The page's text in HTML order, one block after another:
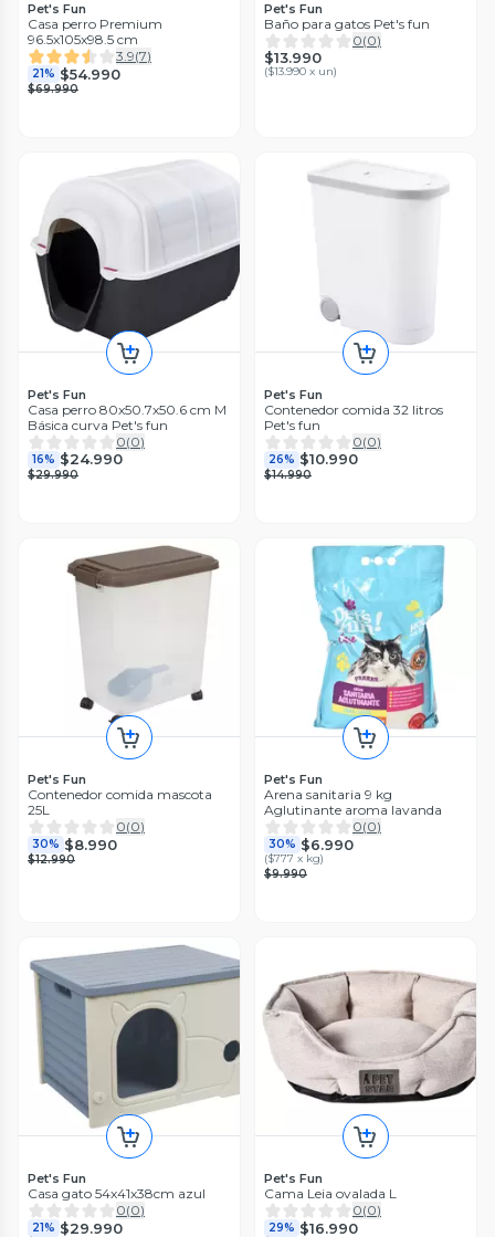
Pet's Fun
Casa perro Premium
96.5x105x98.5 cm
3.9(7)
21% $54.990
$69.990
Pet's Fun
Baño para gatos Pet's fun
0(0)
$13.990
($13.990 x un)
Pet's Fun
Casa perro 80x50.7x50.6 cm M
Básica curva Pet's fun
0(0)
16% $24.990
$29.990
Pet's Fun
Contenedor comida 32 litros
Pet's fun
0(0)
26% $10.990
$14.990
Pet's Fun
Contenedor comida mascota
25L
0(0)
30% $8.990
$12.990
Pet's Fun
Arena sanitaria 9 kg
Aglutinante aroma lavanda
0(0)
30% $6.990
($777 x kg)
$9.990
Pet's Fun
Casa gato 54x41x38cm azul
0(0)
21% $29.990
Pet's Fun
Cama Leia ovalada L
0(0)
29% $16.990